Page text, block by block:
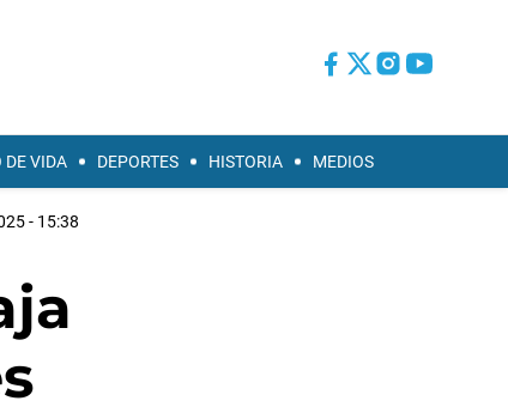
DE VIDA DEPORTES HISTORIA MEDIOS
- 15:38